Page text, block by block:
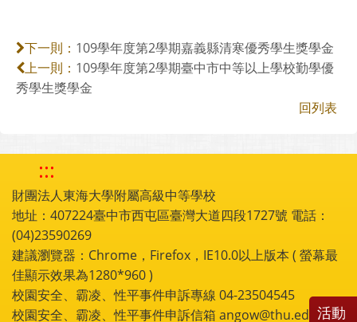
下一則： 109學年度第2學期嘉義縣清寒優秀學生獎學金
上一則： 109學年度第2學期臺中市中等以上學校勤學優
秀學生獎學金
回列表
:::
財團法人東海大學附屬高級中等學校
地址：407224臺中市西屯區臺灣大道四段1727號 電話：
(04)23590269
建議瀏覽器：Chrome，Firefox，IE10.0以上版本 ( 螢幕最
佳顯示效果為1280*960 )
校園安全、霸凌、性平事件申訴專線 04-23504545
校園安全、霸凌、性平事件申訴信箱 angow@thu.edu.tw
活動